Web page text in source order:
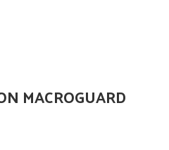
MACROGUARD